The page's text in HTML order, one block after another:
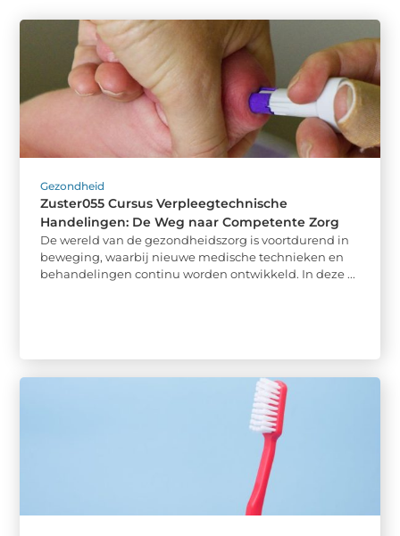
Gezondheid
Zuster055 Cursus Verpleegtechnische
Handelingen: De Weg naar Competente Zorg
De wereld van de gezondheidszorg is voortdurend in
beweging, waarbij nieuwe medische technieken en
behandelingen continu worden ontwikkeld. In deze ...